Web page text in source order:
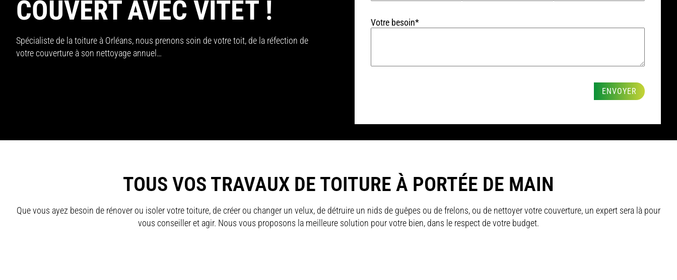
COUVERT AVEC VITET !
Spécialiste de la toiture à Orléans, nous prenons soin de votre toit, de la réfection de
votre couverture à son nettoyage annuel…
Votre besoin*
ENVOYER
TOUS VOS TRAVAUX DE TOITURE À PORTÉE DE MAIN
Que vous ayez besoin de rénover ou isoler votre toiture, de créer ou changer un velux, de détruire un nids de guêpes ou de frelons, ou de nettoyer votre couverture, un expert sera là pour
vous conseiller et agir. Nous vous proposons la meilleure solution pour votre bien, dans le respect de votre budget.